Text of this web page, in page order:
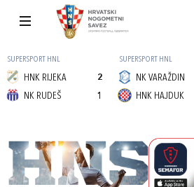
SUPERSPORT HNL
HNK RIJEKA
2
1
NK RUDEŠ
SUPERSPORT HNL
NK VARAŽDIN
HNK HAJDUK